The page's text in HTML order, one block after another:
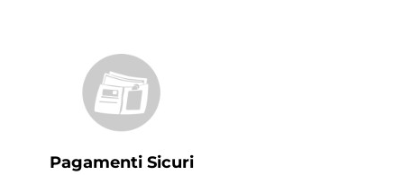
Pagamenti Sicuri